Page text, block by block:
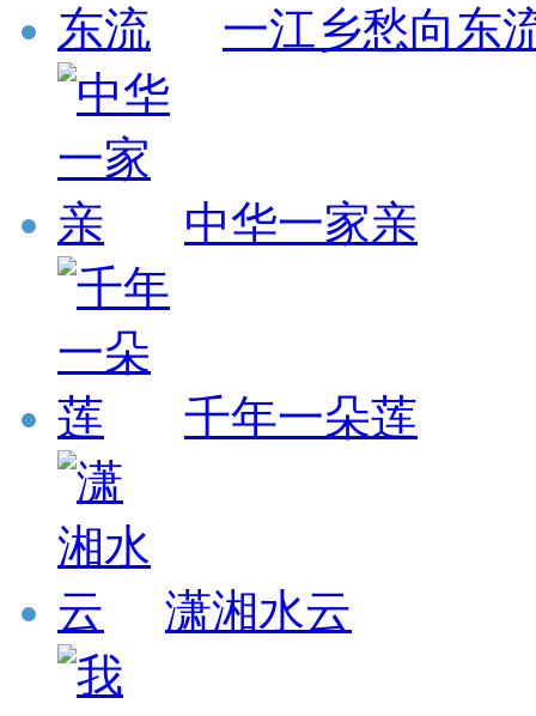
一江乡愁向东
中华一家亲
千年一朵莲
潇湘水云